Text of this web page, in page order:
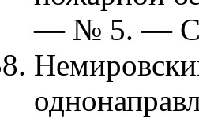
— № 5. — С.